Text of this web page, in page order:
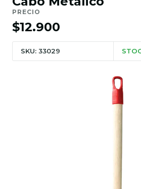
PRECIO
$12.900
SKU: 33029